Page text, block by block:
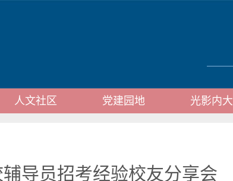
人文社区 党建园地 光影内大
导员招考经验校友分享会